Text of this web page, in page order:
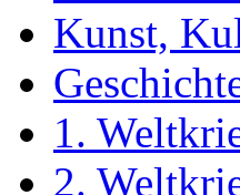
Kunst,
1.
2.